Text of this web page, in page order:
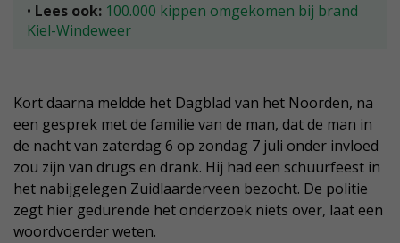
• Lees ook: 100.000 kippen omgekomen bij brand
Kiel-Windeweer
Kort daarna meldde het Dagblad van het Noorden, na
een gesprek met de familie van de man, dat de man in
de nacht van zaterdag 6 op zondag 7 juli onder invloed
zou zijn van drugs en drank. Hij had een schuurfeest in
het nabijgelegen Zuidlaarderveen bezocht. De politie
zegt hier gedurende het onderzoek niets over, laat een
woordvoerder weten.